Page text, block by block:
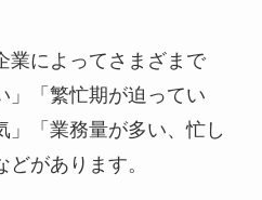
業によってさまざまで
」「繁忙期が迫ってい
」「業務量が多い、忙し
があります。